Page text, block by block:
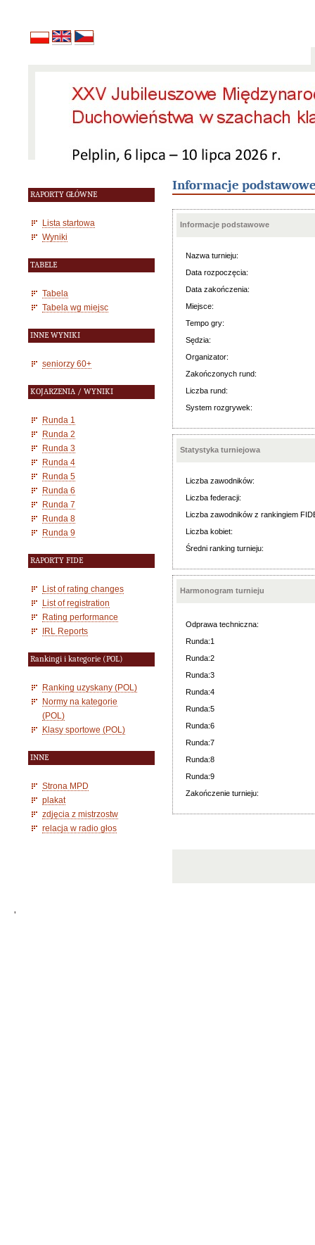
RAPORTY GŁÓWNE
Lista startowa
Wyniki
TABELE
Tabela
Tabela wg miejsc
INNE WYNIKI
seniorzy 60+
KOJARZENIA / WYNIKI
Runda 1
Runda 2
Runda 3
Runda 4
Runda 5
Runda 6
Runda 7
Runda 8
Runda 9
RAPORTY FIDE
List of rating changes
List of registration
Rating performance
IRL Reports
Rankingi i kategorie (POL)
Ranking uzyskany (POL)
Normy na kategorie
(POL)
Klasy sportowe (POL)
INNE
Strona MPD
plakat
zdjęcia z mistrzostw
relacja w radio głos
Informacje
Informacje podstawowe
Nazwa turnieju:
Data rozpoczęcia:
Data zakończenia:
Miejsce:
Tempo gry:
Sędzia:
Organizator:
Zakończonych rund:
Liczba rund:
System rozgrywek:
Statystyka turniejowa
Liczba zawodników:
Liczba federacji:
Liczba zawodników z rankingiem
Liczba kobiet:
Średni ranking turnieju:
Harmonogram turnieju
Odprawa techniczna:
Runda:1
Runda:2
Runda:3
Runda:4
Runda:5
Runda:6
Runda:7
Runda:8
Runda:9
Zakończenie turnieju:
'